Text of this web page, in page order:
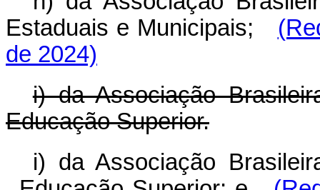
Estaduais e Municipais;
de 2024)
i) da Associação
Educação Superior.
i) da Associação